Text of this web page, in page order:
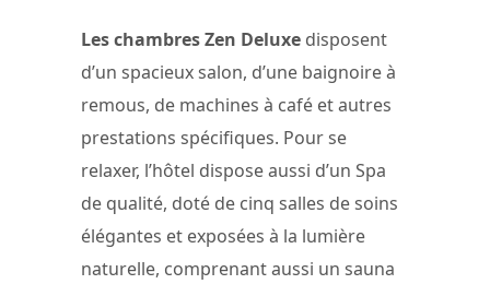
Les chambres Zen Deluxe disposent
d’un spacieux salon, d’une baignoire à
remous, de machines à café et autres
prestations spécifiques. Pour se
relaxer, l’hôtel dispose aussi d’un Spa
de qualité, doté de cinq salles de soins
élégantes et exposées à la lumière
naturelle, comprenant aussi un sauna